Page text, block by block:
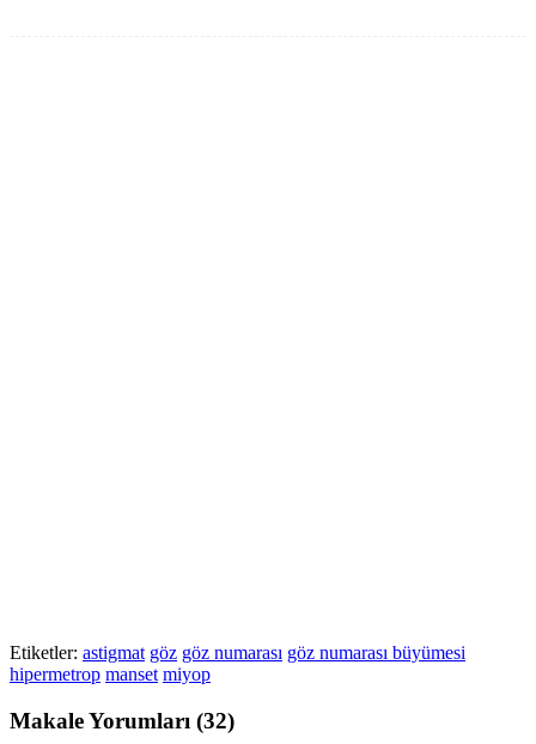
Etiketler: astigmat göz göz numarası göz numarası büyümesi
hipermetrop manset miyop
Makale Yorumları (32)